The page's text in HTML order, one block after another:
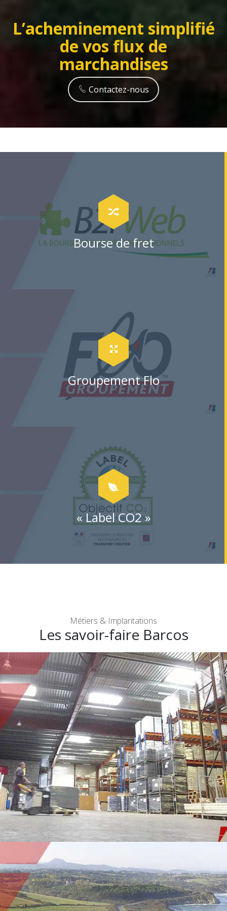
L’acheminement simplifié
de vos flux de
marchandises
Contactez-nous
Bourse de fret
Groupement Flo
« Label CO2 »
Métiers & Implantations
Les savoir-faire Barcos
LOGISTIQUE